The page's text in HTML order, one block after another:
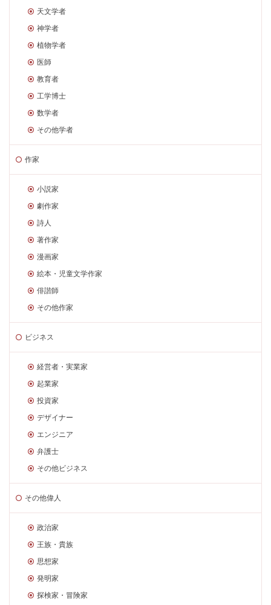
天文学者
神学者
植物学者
医師
教育者
工学博士
数学者
その他学者
作家
小説家
劇作家
詩人
著作家
漫画家
絵本・児童文学作家
俳諧師
その他作家
ビジネス
経営者・実業家
起業家
投資家
デザイナー
エンジニア
弁護士
その他ビジネス
その他偉人
政治家
王族・貴族
思想家
発明家
探検家・冒険家